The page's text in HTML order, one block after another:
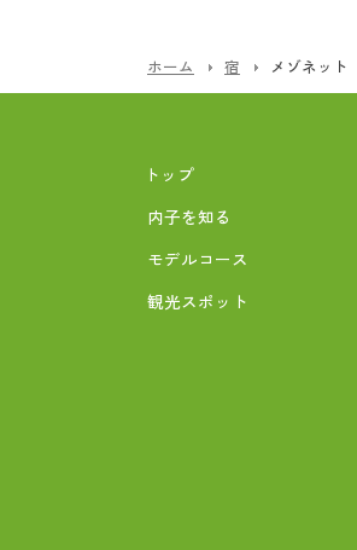
ホーム 宿 メゾネット
トップ
内子を知る
モデルコース
観光スポット